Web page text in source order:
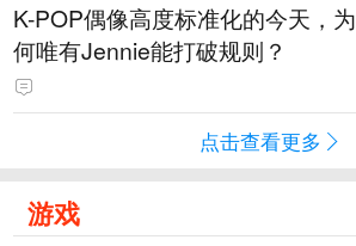
K-POP偶像高度标准化的今天，为
何唯有Jennie能打破规则？
点击查看更多
游戏